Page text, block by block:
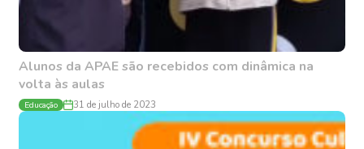
Alunos da APAE são recebidos com dinâmica na
volta às aulas
Educação 31 de julho de 2023